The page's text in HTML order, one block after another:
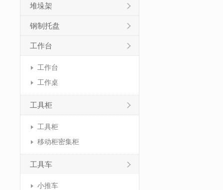
堆垛架
钢制托盘
工作台
工作台
工作桌
工具柜
工具柜
移动柜密集柜
工具车
小推车